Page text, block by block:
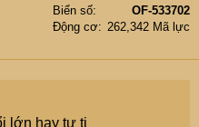
Biển số
OF-533702
Động cơ
262,342 Mã lực
lớn hay tự ti